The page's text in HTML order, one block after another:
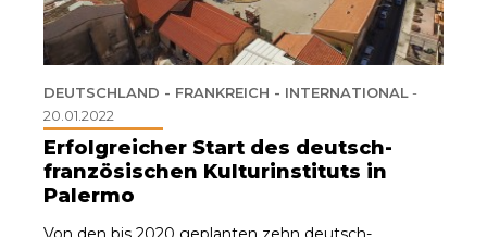
DEUTSCHLAND - FRANKREICH - INTERNATIONAL-
20.01.2022
Erfolgreicher Start des deutsch-
französischen Kulturinstituts in
Palermo